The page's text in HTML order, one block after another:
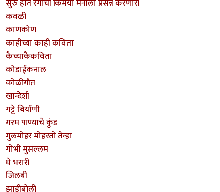
सुरु होते रंगांची किमया मनाला प्रसन्न करणारी
कवळी
काणकोण
काहीच्या काही कविता
कैच्याकैकविता
कोडाईकनाल
कोळीगीत
खान्देशी
गट्टे बिर्याणी
गरम पाण्याचे कुंड
गुलमोहर मोहरतो तेव्हा
गोभी मुसल्लम
घे भरारी
जिलबी
झाडीबोली